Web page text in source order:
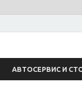
АВТОСЕРВИС И